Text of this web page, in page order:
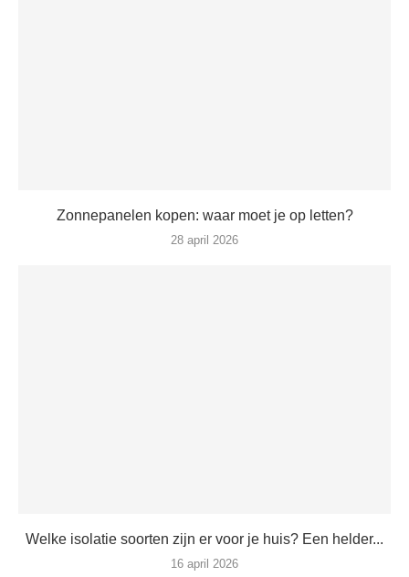
Zonnepanelen kopen: waar moet je op letten?
28 april 2026
Welke isolatie soorten zijn er voor je huis? Een helder...
16 april 2026